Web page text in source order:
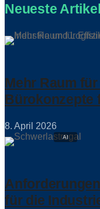
Neueste Artikel
Mehr Raum
Bürokonzepte
8. April 2026
für die